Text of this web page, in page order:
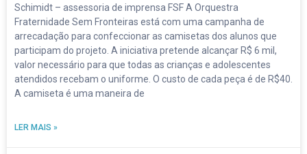
Schimidt – assessoria de imprensa FSF A Orquestra
Fraternidade Sem Fronteiras está com uma campanha de
arrecadação para confeccionar as camisetas dos alunos que
participam do projeto. A iniciativa pretende alcançar R$ 6 mil,
valor necessário para que todas as crianças e adolescentes
atendidos recebam o uniforme. O custo de cada peça é de R$40.
A camiseta é uma maneira de
LER MAIS »